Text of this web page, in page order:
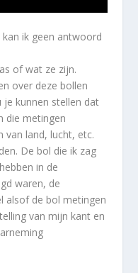
ik geen antwoord
of wat ze zijn.
over deze bollen
je kunnen stellen dat
die metingen
van land, lucht, etc.
De bol die ik zag
in de
waren, de
alsof de bol metingen
van mijn kant en